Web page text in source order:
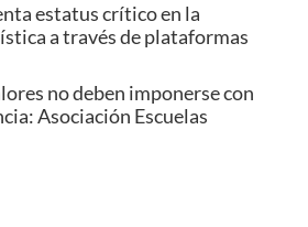
estatus crítico en la
a través de plataformas
no deben imponerse con
Asociación Escuelas